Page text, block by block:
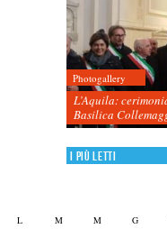
Photogallery
L’Aquila:
Basilica
I più letti
L M M G